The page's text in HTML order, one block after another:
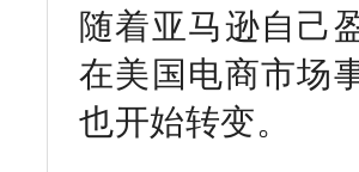
随着亚马逊自己
在美国电商市场
也开始转变。